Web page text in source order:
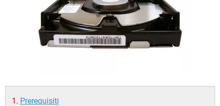
Prerequisiti